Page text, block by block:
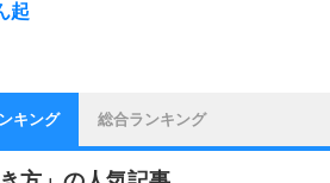
起
キング 総合ランキング